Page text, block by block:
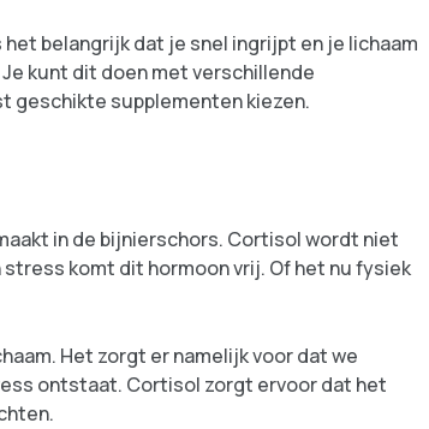
belangrijk dat je snel ingrijpt en je lichaam
kunt dit doen met verschillende
geschikte supplementen kiezen.
in de bijnierschors. Cortisol wordt niet
komt dit hormoon vrij. Of het nu fysiek
Het zorgt er namelijk voor dat we
ontstaat. Cortisol zorgt ervoor dat het